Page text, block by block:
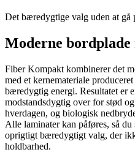
Det bæredygtige valg uden at gå
Moderne
Fiber Kompakt kombinerer det
med et kernemateriale
bæredygtig energi. Resultatet er
modstandsdygtig over for stød
hverdagen, og biologisk
Alle laminater kan påføres, så
oprigtigt bæredygtigt valg, der
holdbarhed.